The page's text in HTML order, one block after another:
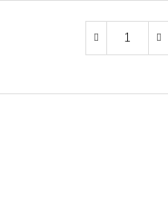
Pájaro